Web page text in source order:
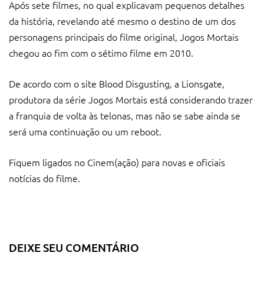
Após sete filmes, no qual explicavam pequenos detalhes
da história, revelando até mesmo o destino de um dos
personagens principais do filme original, Jogos Mortais
chegou ao fim com o sétimo filme em 2010.
De acordo com o site Blood Disgusting, a Lionsgate,
produtora da série Jogos Mortais está considerando trazer
a franquia de volta às telonas, mas não se sabe ainda se
será uma continuação ou um reboot.
Fiquem ligados no Cinem(ação) para novas e oficiais
notícias do filme.
DEIXE SEU COMENTÁRIO